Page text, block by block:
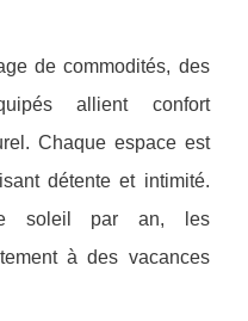
de commodités, des
allient confort
Chaque espace est
détente et intimité.
soleil par an, les
à des vacances